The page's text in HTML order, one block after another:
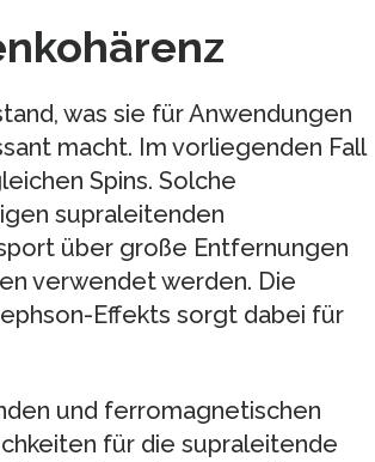
was sie für Anwendungen
macht. Im vorliegenden Fall
Spins. Solche
supraleitenden
über große Entfernungen
verwendet werden. Die
Effekts sorgt dabei für
und ferromagnetischen
für die supraleitende